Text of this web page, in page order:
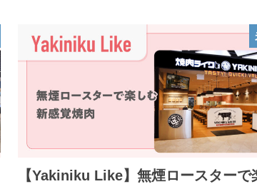
【Yakiniku Like】無煙ロースターで